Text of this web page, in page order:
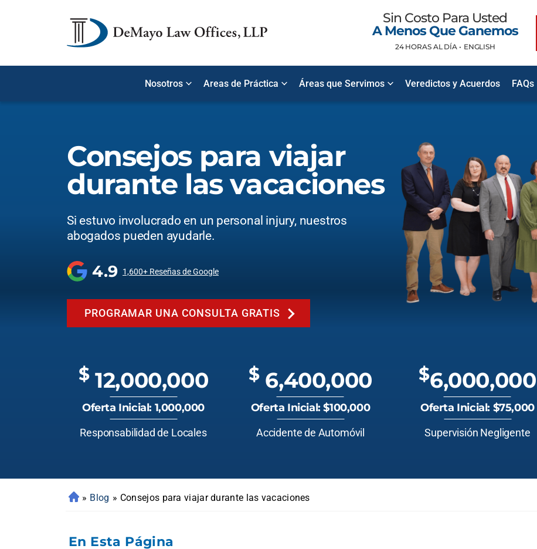
Sin Costo Para Usted
A Menos Que Ganemos
24 HORAS AL DÍA • ENGLISH
Nosotros Areas de Práctica Áreas que Servimos Veredictos y Acuerdos FAQs
Consejos para viajar
durante las vacaciones
Si estuvo involucrado en un personal injury, nuestros
abogados pueden ayudarle.
4.9 1,600+ Reseñas de Google
PROGRAMAR UNA CONSULTA GRATIS
$12,000,000
Oferta Inicial: 1,000,000
Responsabilidad de Locales
$6,400,000
Oferta Inicial: $100,000
Accidente de Automóvil
$6,000,000
Oferta Inicial: $75,000
Supervisión Negligente
» Blog » Consejos para viajar durante las vacaciones
En Esta Página